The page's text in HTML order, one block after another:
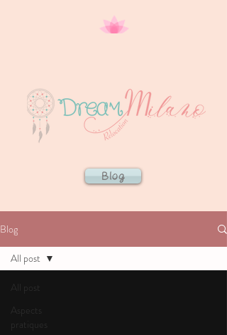
Blog
Blog
All post
Aspects
pratiques
All post